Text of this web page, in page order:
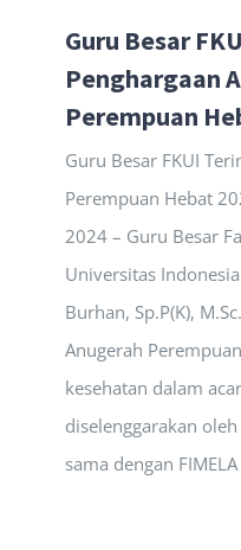
Guru Besar
Penghargaan
Perempuan
Guru Besar FKUI
Perempuan Hebat
2024 – Guru Besar
Universitas
Burhan, Sp.P(K),
Anugerah
kesehatan dalam
diselenggarakan
sama dengan FIMELA